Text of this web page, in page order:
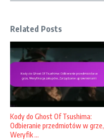
Related Posts
Kody do Ghost Of Tsushima:
Odbieranie przedmiotów w grze,
Weryfik ...